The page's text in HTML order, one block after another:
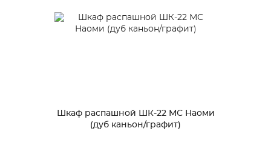
Шкаф распашной ШК-22 МС Наоми
(дуб каньон/графит)